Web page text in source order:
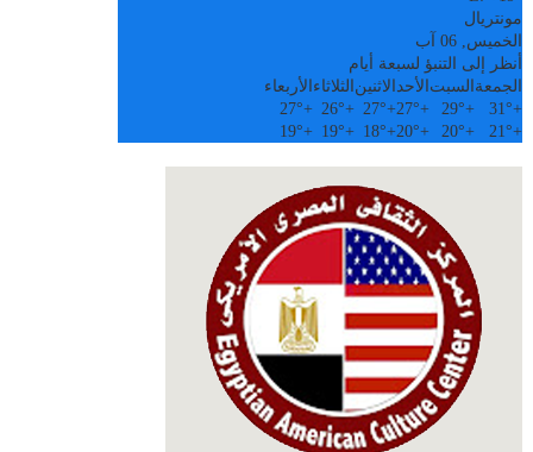
مونتريال
الخميس, 06 آب
أنظر إلى التنبؤ لسبعة أيام
الجمعة السبت الأحدالاثنين الثلاثاء الأربعاء
+
31°
+
29°
+
27°
+
27°
+
26°
+
27°
+
21°
+
20°
+
20°
+
18°
+
19°
+
19°